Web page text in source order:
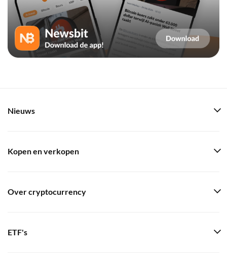
Nieuws
Kopen en verkopen
Over cryptocurrency
ETF's